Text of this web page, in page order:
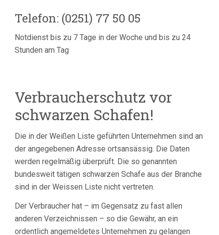
Telefon: (0251) 77 50 05
Notdienst bis zu 7 Tage in der Woche und bis zu 24
Stunden am Tag
Verbraucherschutz vor
schwarzen Schafen!
Die in der Weißen Liste geführten Unternehmen sind an
der angegebenen Adresse ortsansässig. Die Daten
werden regelmäßig überprüft. Die so genannten
bundesweit tätigen schwarzen Schafe aus der Branche
sind in der Weissen Liste nicht vertreten.
Der Verbraucher hat – im Gegensatz zu fast allen
anderen Verzeichnissen – so die Gewähr, an ein
ordentlich angemeldetes Unternehmen zu gelangen